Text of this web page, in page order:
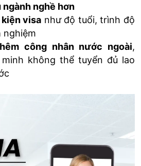
nghề hơn
visa như độ tuổi, trình độ
nghiệm
công nhân nước ngoài,
không thể tuyển đủ lao